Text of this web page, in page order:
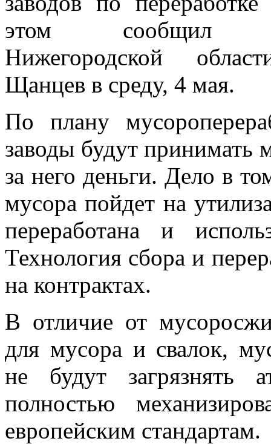
этом сообщил
Нижегородской
Щанцев в среду, 4 мая.
По плану
заводы будут принимать
за него деньги. Дело в
мусора пойдет на
переработана и
Технология сбора и
на контрактах.
В отличие от
для мусора и свалок,
не будут загрязнять
полностью
европейским стандартам.